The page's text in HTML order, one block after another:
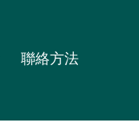
聯絡方法